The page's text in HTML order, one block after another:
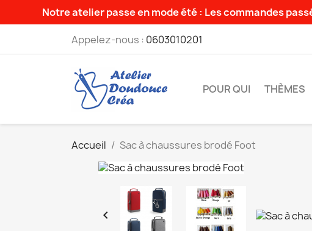
Notre atelier passe en mode été : Les commandes
Appelez-nous : 0603010201
POUR QUI THÈMES
Accueil Sac à chaussures brodé Foot
